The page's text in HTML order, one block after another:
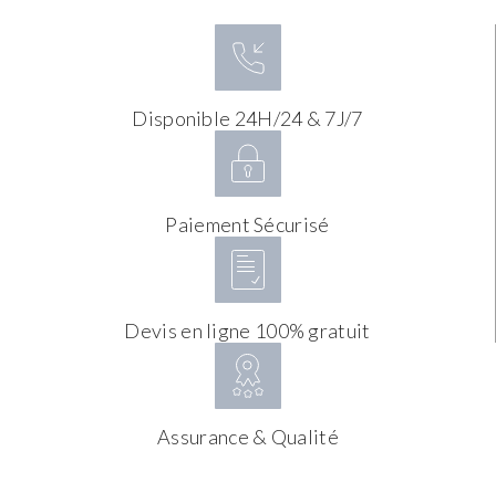
Disponible 24H/24 & 7J/7
Paiement Sécurisé
Devis en ligne 100% gratuit
Assurance & Qualité